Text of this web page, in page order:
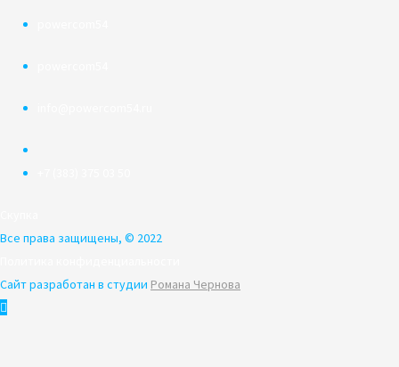
Все права защищены, © 2022
Сайт разработан в студии Романа Чернова